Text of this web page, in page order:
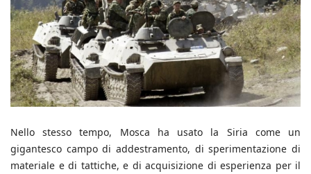
Nello stesso tempo, Mosca ha usato la Siria come un
gigantesco campo di addestramento, di sperimentazione di
materiale e di tattiche, e di acquisizione di esperienza per il